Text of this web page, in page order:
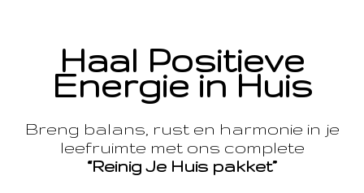
Haal Positieve
Energie in Huis
Breng balans, rust en harmonie in je
leefruimte met ons complete
“Reinig Je Huis pakket”